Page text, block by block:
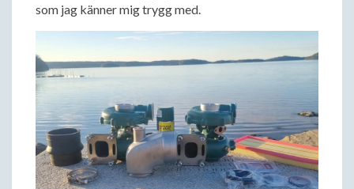
som jag känner mig trygg med.